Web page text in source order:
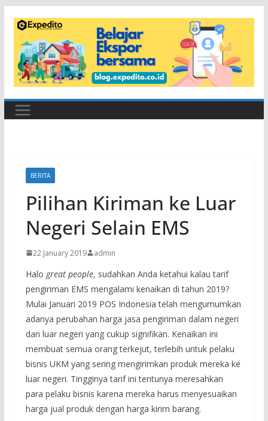
content
BERITA
Pilihan Kiriman ke Luar
Negeri Selain EMS
22 January 2019 admin
Halo great people, sudahkan Anda ketahui kalau tarif
pengiriman EMS mengalami kenaikan di tahun 2019?
Mulai Januari 2019 POS Indonesia telah mengumumkan
adanya perubahan harga jasa pengiriman dalam negeri
dan luar negeri yang cukup signifikan. Kenaikan ini
membuat semua orang terkejut, terlebih untuk pelaku
bisnis UKM yang sering mengirimkan produk mereka ke
luar negeri. Tingginya tarif ini tentunya meresahkan
para pelaku bisnis karena mereka harus menyesuaikan
harga jual produk dengan harga kirim barang.